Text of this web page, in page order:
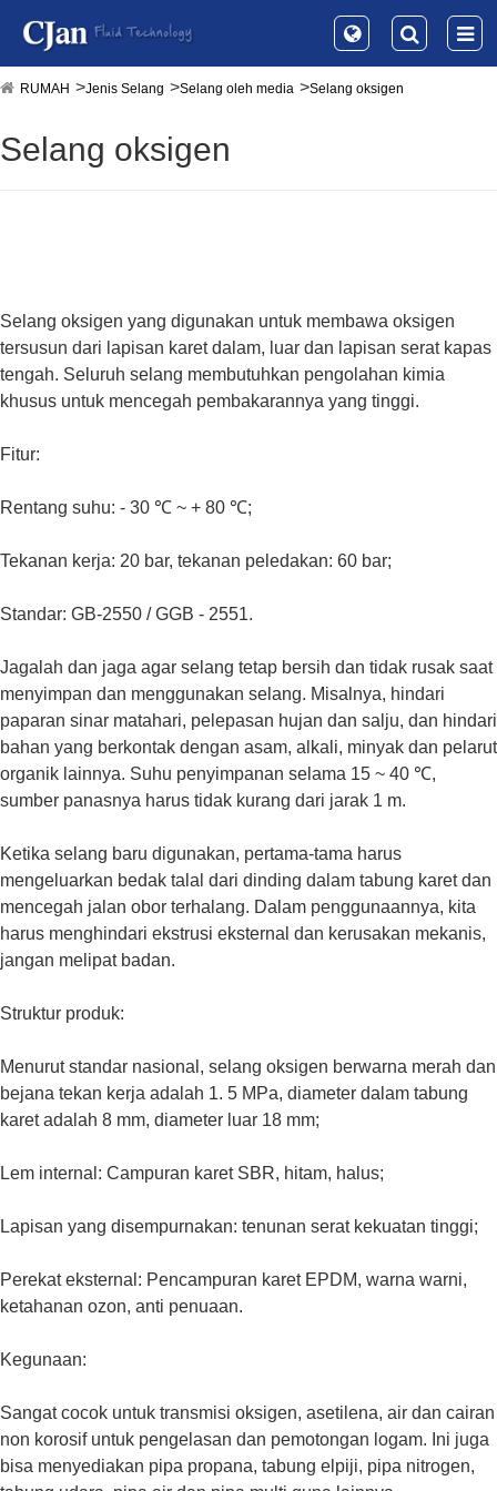
RUMAH Jenis Selang Selang oleh media Selang oksigen
Selang oksigen
Selang oksigen yang digunakan untuk membawa oksigen
tersusun dari lapisan karet dalam, luar dan lapisan serat kapas
tengah. Seluruh selang membutuhkan pengolahan kimia
khusus untuk mencegah pembakarannya yang tinggi.
Fitur:
Rentang suhu: - 30 ℃ ~ + 80 ℃;
Tekanan kerja: 20 bar, tekanan peledakan: 60 bar;
Standar: GB-2550 / GGB - 2551.
Jagalah dan jaga agar selang tetap bersih dan tidak rusak saat
menyimpan dan menggunakan selang. Misalnya, hindari
paparan sinar matahari, pelepasan hujan dan salju, dan hindari
bahan yang berkontak dengan asam, alkali, minyak dan pelarut
organik lainnya. Suhu penyimpanan selama 15 ~ 40 ℃,
sumber panasnya harus tidak kurang dari jarak 1 m.
Ketika selang baru digunakan, pertama-tama harus
mengeluarkan bedak talal dari dinding dalam tabung karet dan
mencegah jalan obor terhalang. Dalam penggunaannya, kita
harus menghindari ekstrusi eksternal dan kerusakan mekanis,
jangan melipat badan.
Struktur produk:
Menurut standar nasional, selang oksigen berwarna merah dan
bejana tekan kerja adalah 1. 5 MPa, diameter dalam tabung
karet adalah 8 mm, diameter luar 18 mm;
Lem internal: Campuran karet SBR, hitam, halus;
Lapisan yang disempurnakan: tenunan serat kekuatan tinggi;
Perekat eksternal: Pencampuran karet EPDM, warna warni,
ketahanan ozon, anti penuaan.
Kegunaan:
Sangat cocok untuk transmisi oksigen, asetilena, air dan cairan
non korosif untuk pengelasan dan pemotongan logam. Ini juga
bisa menyediakan pipa propana, tabung elpiji, pipa nitrogen,